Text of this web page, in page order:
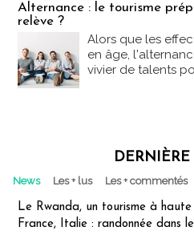
Alternance : le tourisme
relève ?
Alors que les
en âge,
vivier de talents
DERNIÈRE
News Les + lus Les + commentés
Le Rwanda, un tourisme à
France, Italie : randonnée dans